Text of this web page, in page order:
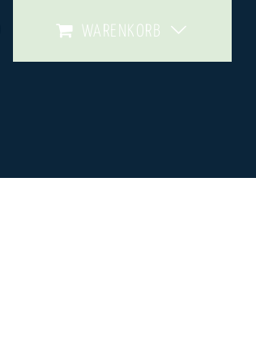
WARENKORB